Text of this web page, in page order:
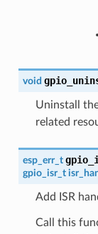
void
Uninstall
related
esp_err_t
gpio_isr_t
Add ISR
Call this